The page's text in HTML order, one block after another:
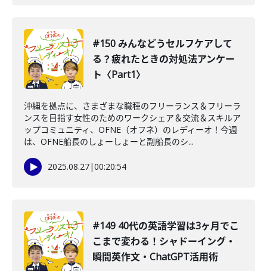
#150 みんなどうセルフケアして
る？疲れたときの対処法アンケー
ト〈Part1〉
沖縄を拠点に、さまざまな職種のフリーランス＆フリーラ
ンスを目指す女性のためのワークシェア＆交流＆スキルア
ップコミュニティ、OFNE（オフネ）のレディーオ！今週
は、OFNE船長のしょーしょーと副船長のシ...
2025.08.27|00:20:54
#149 40代の英語学習は3ヶ月でこ
こまで変わる！シャドーイング・
瞬間英作文・ChatGPT活用術